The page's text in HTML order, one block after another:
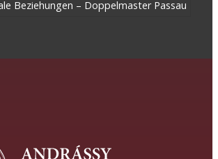
Beziehungen – Doppelmaster Passau